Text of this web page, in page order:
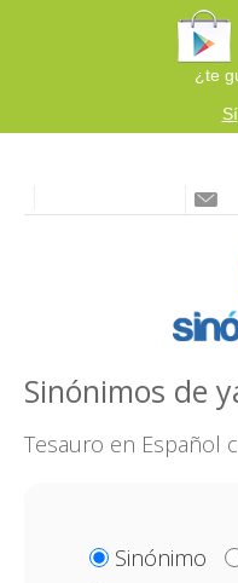
¿te
Sí
Sinónimos de
Tesauro en Español
Sinónimo